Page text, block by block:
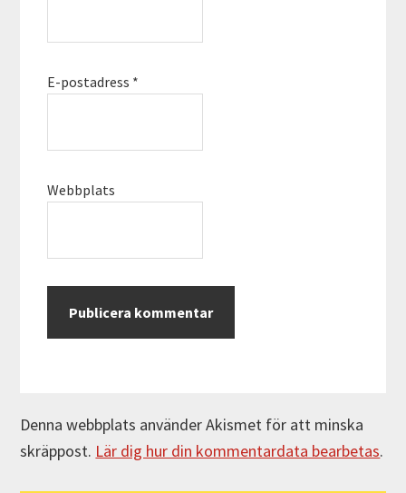
E-postadress *
Webbplats
Denna webbplats använder Akismet för att minska
skräppost. Lär dig hur din kommentardata bearbetas.